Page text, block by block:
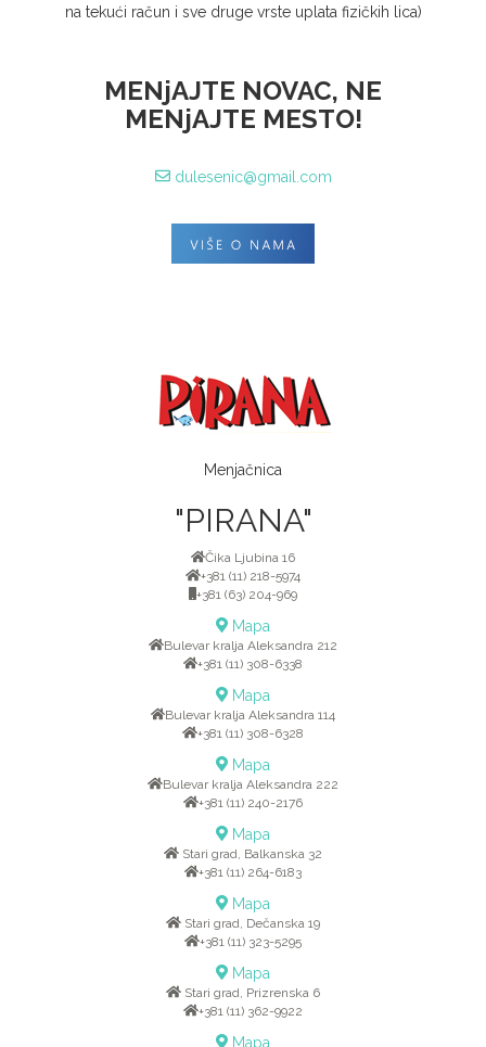
na tekući račun i sve druge vrste uplata fizičkih lica)
MENjAJTE NOVAC, NE
MENjAJTE MESTO!
dulesenic@gmail.com
Menjačnica
"PIRANA"
Čika Ljubina 16
+381 (11) 218-5974
+381 (63) 204-969
Mapa
Bulevar kralja Aleksandra 212
+381 (11) 308-6338
Mapa
Bulevar kralja Aleksandra 114
+381 (11) 308-6328
Mapa
Bulevar kralja Aleksandra 222
+381 (11) 240-2176
Mapa
Stari grad, Balkanska 32
+381 (11) 264-6183
Mapa
Stari grad, Dečanska 19
+381 (11) 323-5295
Mapa
Stari grad, Prizrenska 6
+381 (11) 362-9922
Mapa